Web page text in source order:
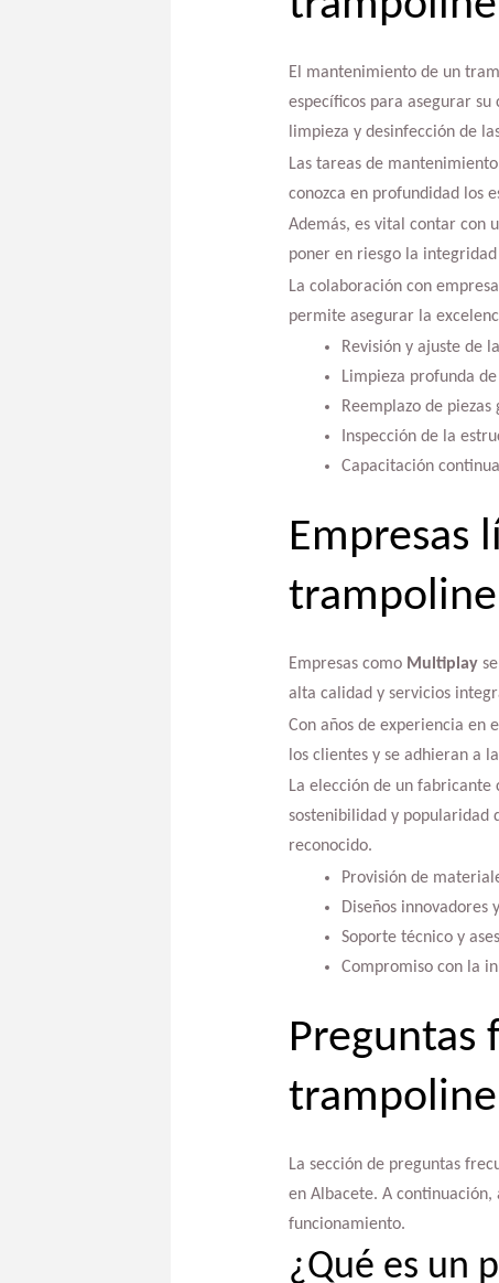
El mantenimiento de un
específicos para asegurar
limpieza y desinfección de
Las tareas de
conozca en profundidad los
Además, es vital contar con
poner en riesgo la
La colaboración con
permite asegurar la
Revisión y ajuste de
Limpieza profunda
Reemplazo de piezas
Inspección de la
Capacitación
Empresas
Empresas como Multiplayse
alta calidad y servicios
Con años de experiencia en
los clientes y se adhieran a
La elección de un
sostenibilidad y popularidad
reconocido.
Provisión de
Diseños innovadores
Soporte técnico y
Compromiso con la
La sección de preguntas
en Albacete. A
funcionamiento.
¿Qué es un